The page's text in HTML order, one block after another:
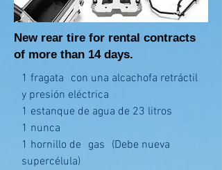
New rear tire for rental contracts
of more than 14 days.
1 fragata con una alcachofa retráctil
y presión eléctrica
1 estanque de agua de 23 litros
1 nunca
1 hornillo de gas (Debe nueva
supercélula)